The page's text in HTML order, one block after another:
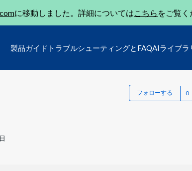
に移動しました。詳細についてはこちら をご覧く
製品ガイド トラブルシューティングとFAQAIライブラ
フォローする